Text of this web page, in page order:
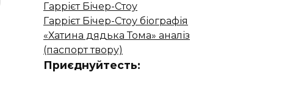
Гаррієт Бічер-Стоу
Гаррієт Бічер-Стоу біографія
«Хатина дядька Тома» аналіз
(паспорт твору)
Приєднуйтесть: